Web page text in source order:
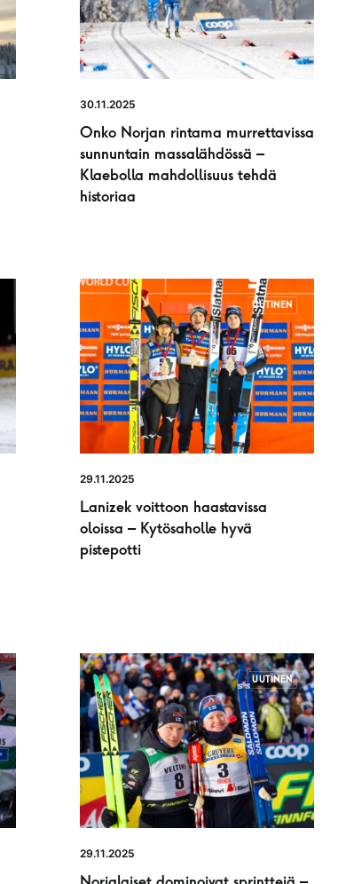
30.11.2025
Onko Norjan rintama murrettavissa
sunnuntain massalähdössä –
Klaebolla mahdollisuus tehdä
historiaa
UUTINEN
29.11.2025
Lanizek voittoon haastavissa
oloissa – Kytösaholle hyvä
pistepotti
UUTINEN
29.11.2025